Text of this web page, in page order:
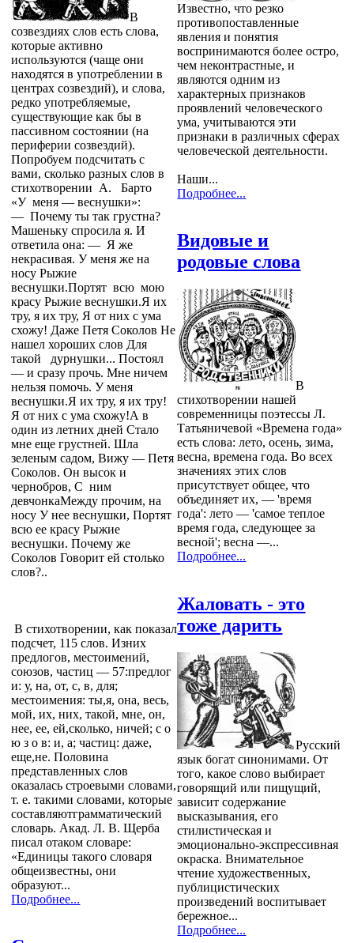
В
созвездиях слов есть слова,
которые активно
используются (чаще они
находятся в употреблении в
центрах созвездий), и слова,
редко употребляемые,
существующие как бы в
пассивном состоянии (на
периферии созвездий).
Попробуем подсчитать с
вами, сколько разных слов в
стихотворении А. Барто
«У меня — веснушки»:
— Почему ты так грустна?
Машеньку спросила я. И
ответила она: — Я же
некрасивая. У меня же на
носу Рыжие
веснушки.Портят всю мою
красу Рыжие веснушки.Я их
тру, я их тру, Я от них с ума
схожу! Даже Петя Соколов Не
нашел хороших слов Для
такой дурнушки... Постоял
— и сразу прочь. Мне ничем
нельзя помочь. У меня
веснушки.Я их тру, я их тру!
Я от них с ума схожу!А в
один из летних дней Стало
мне еще грустней. Шла
зеленым садом, Вижу — Петя
Соколов. Он высок и
чернобров, С ним
девчонкаМежду прочим, на
носу У нее веснушки, Портят
всю ее красу Рыжие
веснушки. Почему же
Соколов Говорит ей столько
слов?..
В стихотворении, как показал
подсчет, 115 слов. Изних
предлогов, местоимений,
союзов, частиц — 57:предлог
и: у, на, от, с, в, для;
местоимения: ты,я, она, весь,
мой, их, них, такой, мне, он,
нее, ее, ей,сколько, ничей; с о
ю з о в: и, а; частиц: даже,
еще,не. Половина
представленных слов
оказалась строевыми словами,
т. е. такими словами, которые
составляютграмматический
словарь. Акад. Л. В. Щерба
писал отаком словаре:
«Единицы такого словаря
общеизвестны, они
образуют...
Подробнее...
Известно, что резко
противопоставленные
явления и понятия
воспринимаются более остро,
чем неконтрастные, и
являются одним из
характерных признаков
проявлений человеческого
ума, учитываются эти
признаки в различных сферах
человеческой деятельности.
Наши...
Подробнее...
Видовые и
родовые слова
В
стихотворении нашей
современницы поэтессы Л.
Татьяничевой «Времена года»
есть слова: лето, осень, зима,
весна, времена года. Во всех
значениях этих слов
присутствует общее, что
объединяет их, — 'время
года': лето — 'самое теплое
время года, следующее за
весной'; весна —...
Подробнее...
Жаловать - это
тоже дарить
Русский
язык богат синонимами. От
того, какое слово выбирает
говорящий или пищущий,
зависит содержание
высказывания, его
стилистическая и
эмоционально-экспрессивная
окраска. Внимательное
чтение художественных,
публицистических
произведений воспитывает
бережное...
Подробнее...